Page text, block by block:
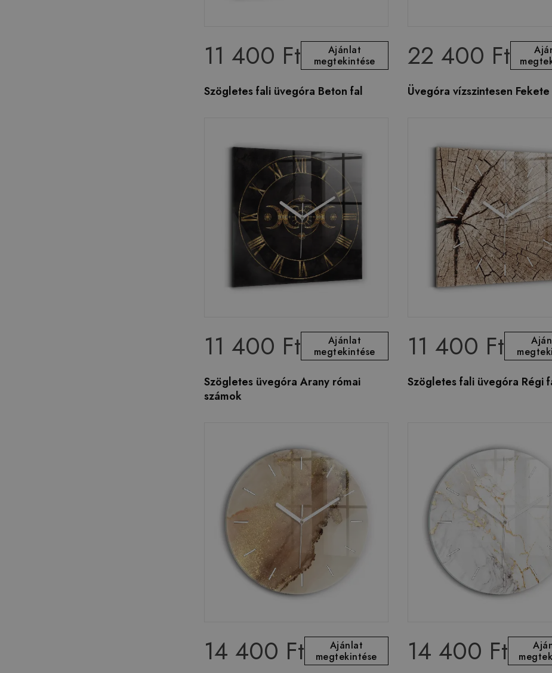
11 400 Ft
Ajánlat
megtekintése
Szögletes fali üvegóra Beton fal
22 400 Ft
Üvegóra vízszintesen Fekete
11 400 Ft
Ajánlat
megtekintése
Szögletes üvegóra Arany római
számok
11 400 Ft
Szögletes fali üvegóra Régi
14 400 Ft
Ajánlat
megtekintése
14 400 Ft